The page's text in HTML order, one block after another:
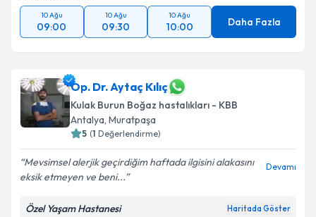
10 Ağu
09:00
10 Ağu
09:30
10 Ağu
10:00 Daha Fazla
Op. Dr. Aytaç Kılıç
Kulak Burun Boğaz hastalıkları - KBB
Antalya, Muratpaşa
5 (1 Değerlendirme)
Mevsimsel alerjik geçirdiğim haftada ilgisini alakasını
eksik etmeyen ve beni...
Devamı
Özel Yaşam Hastanesi Haritada Göster